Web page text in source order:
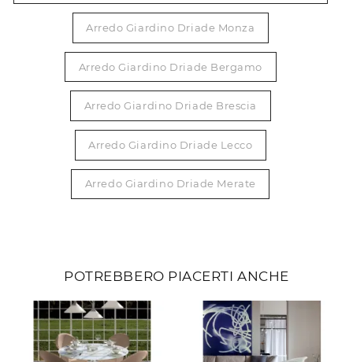
Arredo Giardino Driade Monza
Arredo Giardino Driade Bergamo
Arredo Giardino Driade Brescia
Arredo Giardino Driade Lecco
Arredo Giardino Driade Merate
POTREBBERO PIACERTI ANCHE